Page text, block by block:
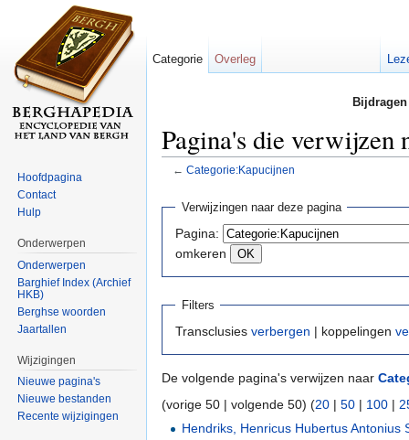
Pagina's die
← Categorie:Kapucijnen
Verwijzingen naar deze pagina
Pagina:
omkeren
Filters
Transclusies verbergen | koppelingen
De volgende pagina's verwijzen naar
(vorige 50 | volgende 50) (20 | 50 | 100 |
Hendriks, Henricus Hubertus Antonius
Categorie Overleg
Hoofdpagina
Contact
Hulp
Onderwerpen
Onderwerpen
Barghief Index (Archief
HKB)
Berghse woorden
Jaartallen
Wijzigingen
Nieuwe pagina's
Nieuwe bestanden
Recente wijzigingen